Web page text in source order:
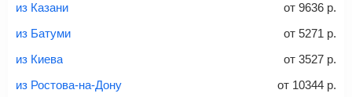
20-23 кг 40 кг
из Казани
от 9636 р.
из Батуми
от 5271 р.
из Киева
от 3527 р.
из Ростова-на-Дону
от 10344 р.